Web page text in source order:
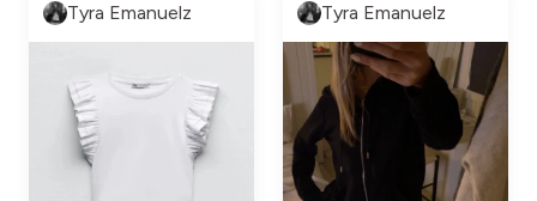
Tyra Emanuelz Tyra Emanuelz